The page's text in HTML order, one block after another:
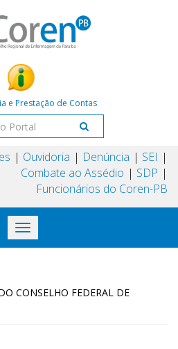
e Prestação de Contas
Ouvidoria Denúncia
SEI
Combate ao Assédio
SDP
Funcionários do Coren-PB
Toggle
navigation
CONSELHO FEDERAL DE